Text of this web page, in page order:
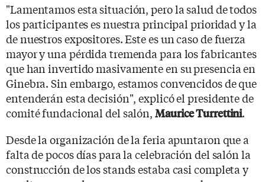
"Lamentamos esta situación, pero la salud de todos
los participantes es nuestra principal prioridad y la
de nuestros expositores. Este es un caso de fuerza
mayor y una pérdida tremenda para los fabricantes
que han invertido masivamente en su presencia en
Ginebra. Sin embargo, estamos convencidos de que
entenderán esta decisión", explicó el presidente de
comité fundacional del salón, Maurice Turrettini.
Desde la organización de la feria apuntaron que a
falta de pocos días para la celebración del salón la
construcción de los stands estaba casi completa y